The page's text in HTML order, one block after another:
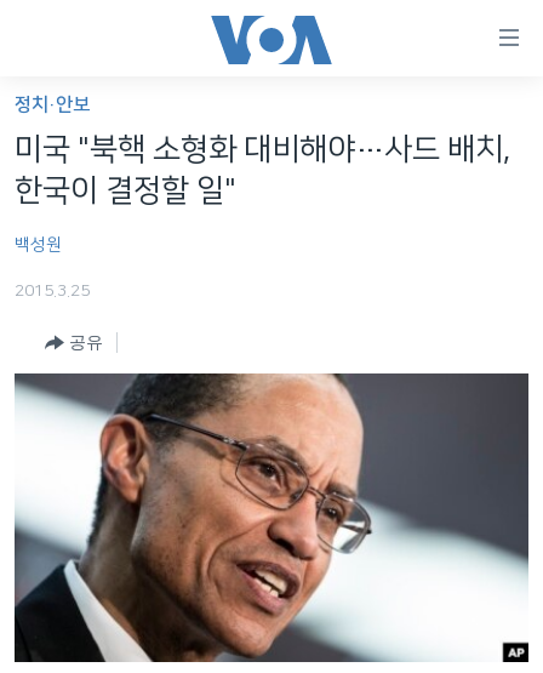
가
능
링
인
츠
인
세계
라디오
프로그램
주파수 안내
언어 선택
정치·안보
미국 "북핵 소형화 대비해야…사드 배치,
한국이 결정할 일"
백성원
2015.3.25
공유